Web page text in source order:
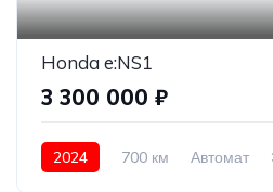
Honda e:NS1
3 300 000 ₽
2024 700 км Автомат